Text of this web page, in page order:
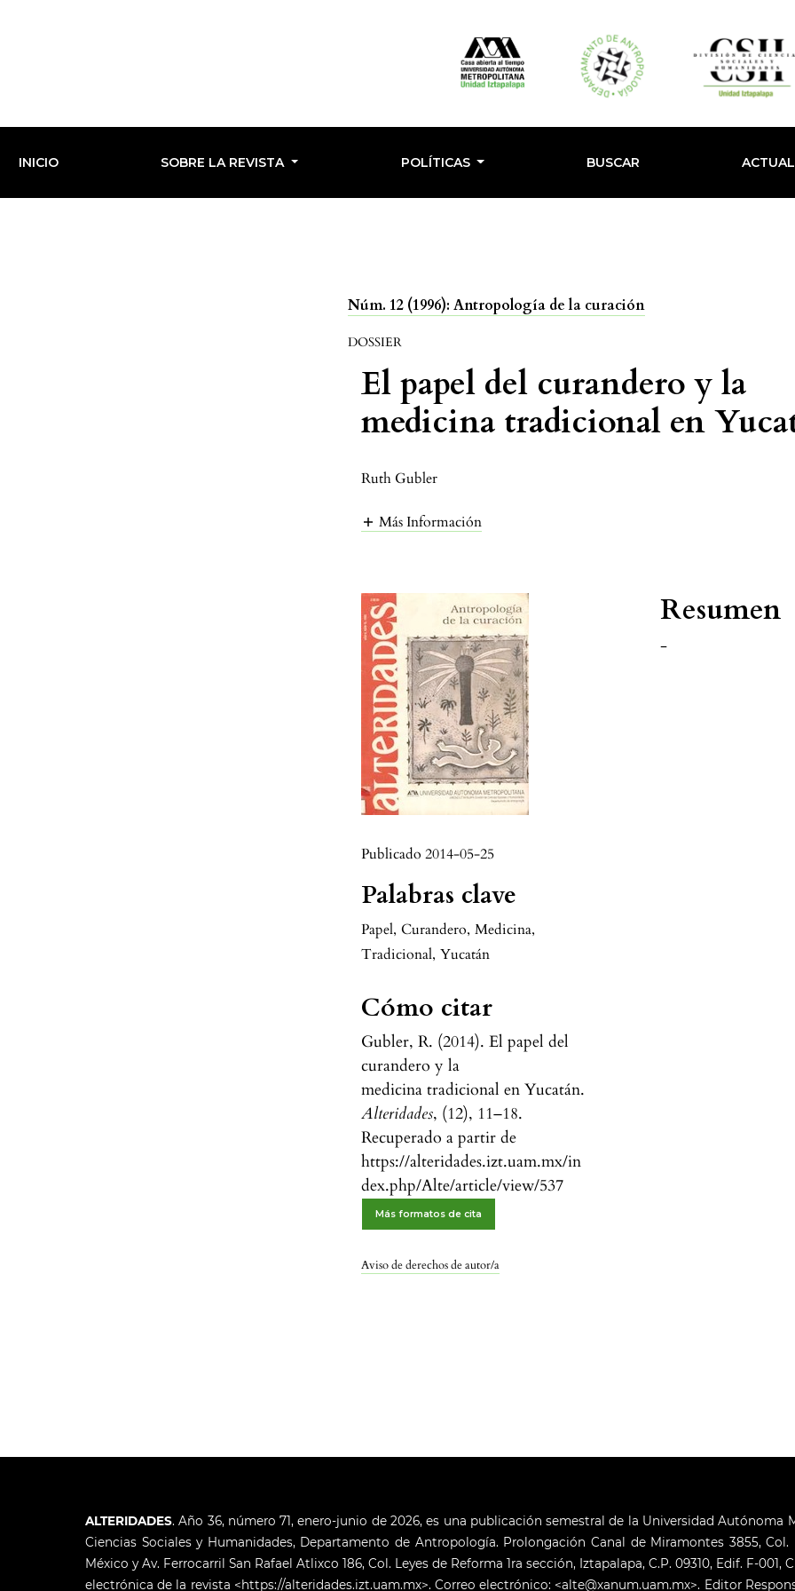
INICIO SOBRE LA REVISTA POLÍTICAS BUSCAR ACTUAL
Núm. 12 (1996): Antropología de la curación
DOSSIER
El papel del curandero y la
medicina tradicional en
Ruth Gubler
Más Información
Publicado 2014-05-25
Palabras clave
Papel, Curandero, Medicina,
Tradicional, Yucatán
Cómo citar
Gubler, R. (2014). El papel del
curandero y la
medicina tradicional en Yucatán.
Alteridades, (12), 11–18.
Recuperado a partir de
https://alteridades.izt.uam.mx/in
dex.php/Alte/article/view/537
Más formatos de cita
Aviso de derechos de autor/a
Resumen
-
ALTERIDADES. Año 36, número 71, enero-junio de 2026, es una publicación semestral de la Universidad
Ciencias Sociales y Humanidades, Departamento de Antropología. Prolongación Canal de Miramontes 3855, Col.
México y Av. Ferrocarril San Rafael Atlixco 186, Col. Leyes de Reforma 1ra sección, Iztapalapa, C.P. 09310, Edif. F-
electrónica de la revista <https://alteridades.izt.uam.mx>. Correo electrónico: <alte@xanum.uam.mx>. Editor